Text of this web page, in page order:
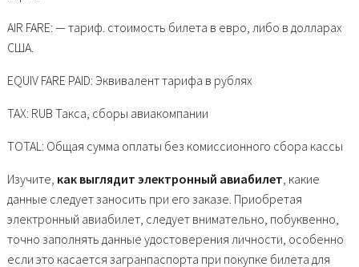
AIR FARE: — тариф. стоимость билета в евро, либо в долларах
США.
EQUIV FARE PAID: Эквивалент тарифа в рублях
TAX: RUB Такса, сборы авиакомпании
TOTAL: Общая сумма оплаты без комиссионного сбора кассы
Изучите, как выглядит электронный авиабилет, какие
данные следует заносить при его заказе. Приобретая
электронный авиабилет, следует внимательно, побуквенно,
точно заполнять данные удостоверения личности, особенно
если это касается загранпаспорта при покупке билета для